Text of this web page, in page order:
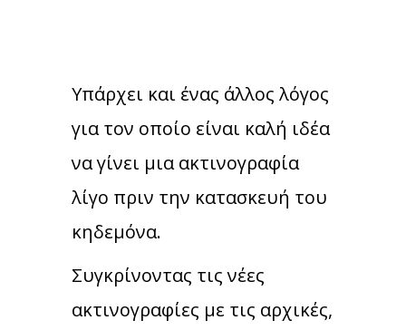
Υπάρχει και ένας άλλος λόγος
για τον οποίο είναι καλή ιδέα
να γίνει μια ακτινογραφία
λίγο πριν την κατασκευή του
κηδεμόνα.
Συγκρίνοντας τις νέες
ακτινογραφίες με τις αρχικές,